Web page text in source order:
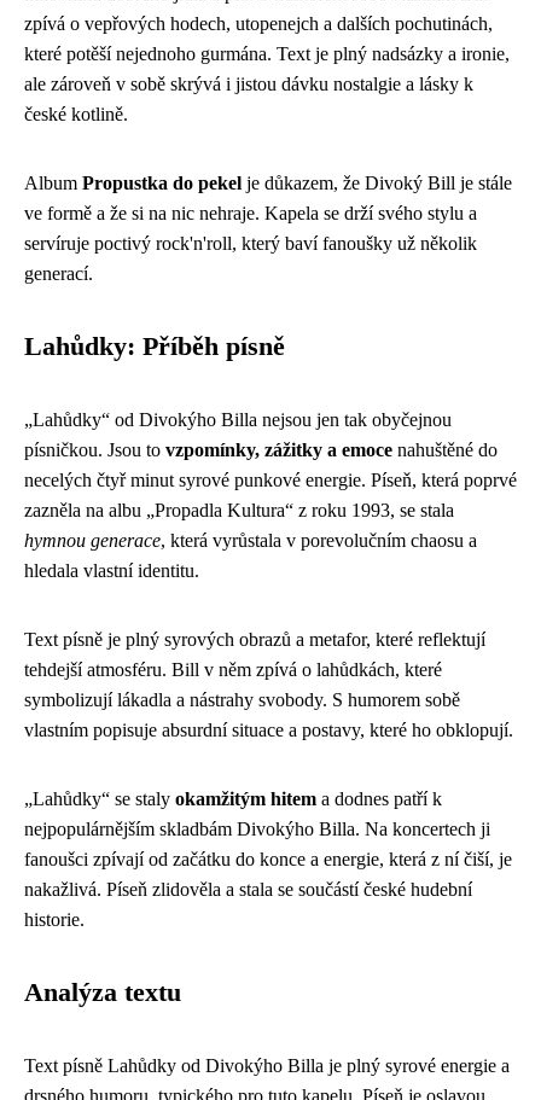
zpívá o vepřových hodech, utopenejch a dalších pochutinách,
které potěší nejednoho gurmána. Text je plný nadsázky a ironie,
ale zároveň v sobě skrývá i jistou dávku nostalgie a lásky k
české kotlině.
Album Propustka do pekel je důkazem, že Divoký Bill je stále
ve formě a že si na nic nehraje. Kapela se drží svého stylu a
servíruje poctivý rock'n'roll, který baví fanoušky už několik
generací.
Lahůdky: Příběh písně
„Lahůdky“ od Divokýho Billa nejsou jen tak obyčejnou
písničkou. Jsou to vzpomínky, zážitky a emoce nahuštěné do
necelých čtyř minut syrové punkové energie. Píseň, která poprvé
zazněla na albu „Propadla Kultura“ z roku 1993, se stala
hymnou generace, která vyrůstala v porevolučním chaosu a
hledala vlastní identitu.
Text písně je plný syrových obrazů a metafor, které reflektují
tehdejší atmosféru. Bill v něm zpívá o lahůdkách, které
symbolizují lákadla a nástrahy svobody. S humorem sobě
vlastním popisuje absurdní situace a postavy, které ho obklopují.
„Lahůdky“ se staly okamžitým hitem a dodnes patří k
nejpopulárnějším skladbám Divokýho Billa. Na koncertech ji
fanoušci zpívají od začátku do konce a energie, která z ní čiší, je
nakažlivá. Píseň zlidověla a stala se součástí české hudební
historie.
Analýza textu
Text písně Lahůdky od Divokýho Billa je plný syrové energie a
drsného humoru, typického pro tuto kapelu. Píseň je oslavou